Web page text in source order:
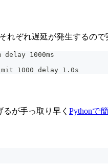
れぞれ遅延が発生するので
1000ms
1000 delay 1.0s
が手っ取り早く Pythonで